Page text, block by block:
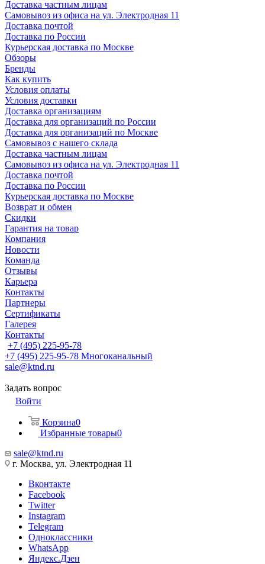
Доставка частным лицам
Самовывоз из офиса на ул. Электродная 11
Доставка почтой
Доставка по России
Курьерская доставка по Москве
Обзоры
Бренды
Как купить
Условия оплаты
Условия доставки
Доставка организациям
Доставка для организаций по России
Доставка для организаций по Москве
Самовывоз с нашего склада
Доставка частным лицам
Самовывоз из офиса на ул. Электродная 11
Доставка почтой
Доставка по России
Курьерская доставка по Москве
Возврат и обмен
Скидки
Гарантия на товар
Компания
Новости
Команда
Отзывы
Карьера
Контакты
Партнеры
Сертификаты
Галерея
Контакты
+7 (495) 225-95-78
+7 (495) 225-95-78 Многоканальный
sale@ktnd.ru
Задать вопрос
Войти
Корзина0
Избранные товары0
sale@ktnd.ru
г. Москва, ул. Электродная 11
Вконтакте
Facebook
Twitter
Instagram
Telegram
Одноклассники
WhatsApp
Яндекс.Дзен